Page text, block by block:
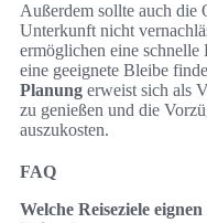
Außerdem sollte auch die
Unterkunft nicht
ermöglichen eine
eine geeignete Bleibe
Planung erweist sich als
zu genießen und die
auszukosten.
FAQ
Welche Reiseziele